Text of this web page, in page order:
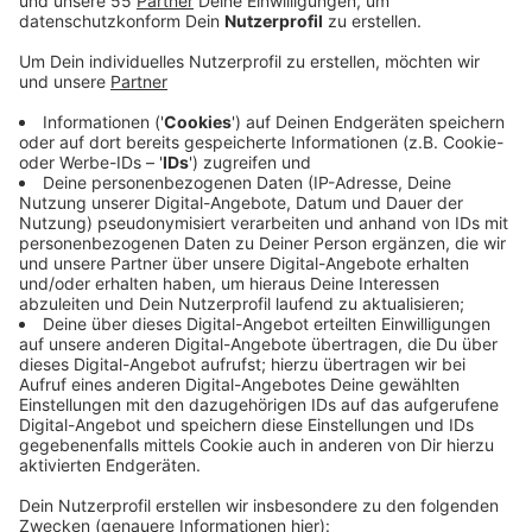
Veröffentlicht:Donnerstag, 13.06.2019 07:16
Anzeige
Bis es in dem Prozess zu einem Urteil kommt, wird
wohl noch dauern. Unter anderem hatte die
Auswertung von Handy-Daten länger gedauert, als
geplant. Auch mehrere Anträge von
Staatsanwaltschaft und Verteidigung haben den
Prozess in die Länge gezogen. Angeklagt ist eine 52-
jährige aus Neuss wegen Mordes. Sie soll ihren
damaligen Lebensgefährten in dessen Camper in
Niederkrüchten mit einem Pflasterstein tot
geschlagen haben. Vorher sollen sie und ihr Sohn zwei
von dessen Freunden angestiftet haben, den Mann zu
überfallen. Das Verfahren gegen die vier läuft seit
mehreren Monaten.